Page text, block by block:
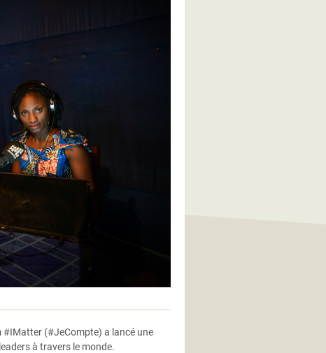
#IMatter (#JeCompte) a lancé une
à travers le monde.